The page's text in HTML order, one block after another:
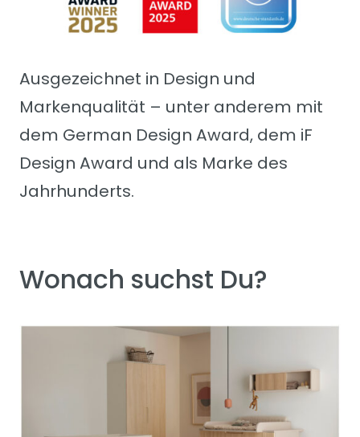
Ausgezeichnet in Design und
Markenqualität – unter anderem mit
dem German Design Award, dem iF
Design Award und als Marke des
Jahrhunderts.
Wonach suchst Du?